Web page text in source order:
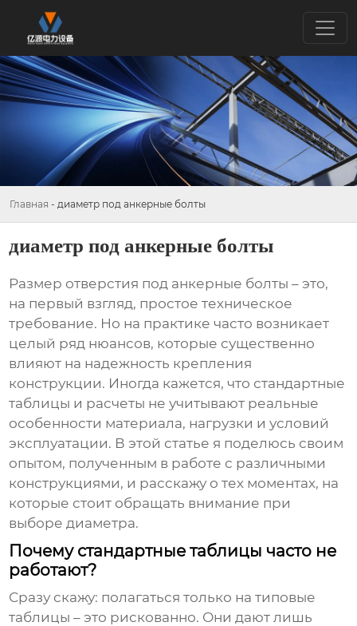
Главная - диаметр под анкерные болты
диаметр под анкерные болты
Размер отверстия под анкерные болты – это,
на первый взгляд, простое техническое
требование. Но на практике часто возникает
целый ряд нюансов, которые существенно
влияют на надежность крепления
конструкции. Иногда кажется, что стандартные
таблицы и расчеты не учитывают реальные
особенности материала, нагрузки и условий
эксплуатации. В этой статье я поделюсь своим
опытом, полученным в работе с различными
конструкциями, и расскажу о тех моментах, на
которые стоит обращать внимание при
выборе диаметра.
Почему стандартные таблицы часто не
работают?
Сразу скажу: полагаться только на типовые
таблицы – это рискованно. Они дают лишь